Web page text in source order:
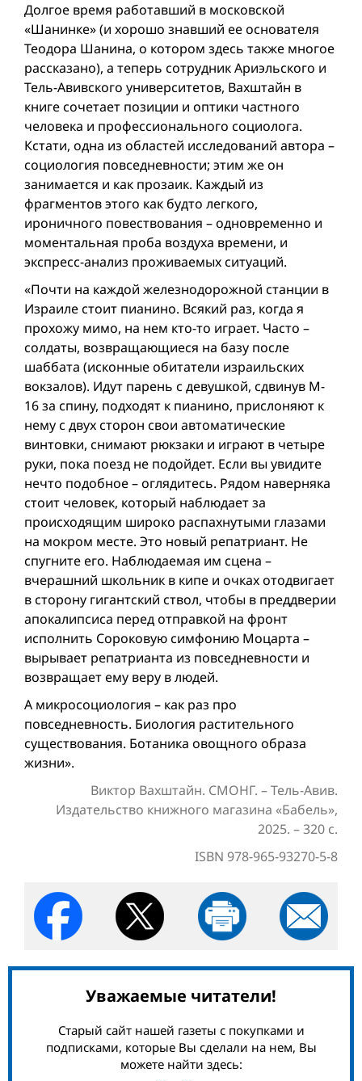
Долгое время работавший в московской
«Шанинке» (и хорошо знавший ее основателя
Теодора Шанина, о котором здесь также многое
рассказано), а теперь сотрудник Ариэльского и
Тель-Авивского университетов, Вахштайн в
книге сочетает позиции и оптики частного
человека и профессионального социолога.
Кстати, одна из областей исследований автора –
социология повседневности; этим же он
занимается и как прозаик. Каждый из
фрагментов этого как будто легкого,
ироничного повествования – одновременно и
моментальная проба воздуха времени, и
экспресс-анализ проживаемых ситуаций.
«Почти на каждой железнодорожной станции в
Израиле стоит пианино. Всякий раз, когда я
прохожу мимо, на нем кто-то играет. Часто –
солдаты, возвращающиеся на базу после
шаббата (исконные обитатели израильских
вокзалов). Идут парень с девушкой, сдвинув M-
16 за спину, подходят к пианино, прислоняют к
нему с двух сторон свои автоматические
винтовки, снимают рюкзаки и играют в четыре
руки, пока поезд не подойдет. Если вы увидите
нечто подобное – оглядитесь. Рядом наверняка
стоит человек, который наблюдает за
происходящим широко распахнутыми глазами
на мокром месте. Это новый репатриант. Не
спугните его. Наблюдаемая им сцена –
вчерашний школьник в кипе и очках отодвигает
в сторону гигантский ствол, чтобы в преддверии
апокалипсиса перед отправкой на фронт
исполнить Сороковую симфонию Моцарта –
вырывает репатрианта из повседневности и
возвращает ему веру в людей.
А микросоциология – как раз про
повседневность. Биология растительного
существования. Ботаника овощного образа
жизни».
Виктор Вахштайн. СМОНГ. – Тель-Авив.
Издательство книжного магазина «Бабель»,
2025. – 320 с.
ISBN 978-965-93270-5-8
Уважаемые читатели!
Старый сайт нашей газеты с покупками и
подписками, которые Вы сделали на нем, Вы
можете найти здесь: